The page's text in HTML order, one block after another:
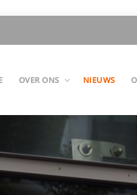
OVER ONS NIEUWS